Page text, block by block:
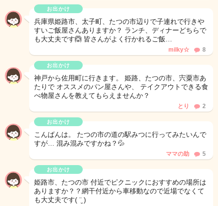
お出かけ
兵庫県姫路市、太子町、たつの市辺りで子連れで行きや
すいご飯屋さんありますか？ ランチ、ディナーどちらで
も大丈夫です🙆 皆さんがよく行かれるご飯…
milky☆ 8
お出かけ
神戸から佐用町に行きます。 姫路、たつの市、宍粟市あ
たりで オススメのパン屋さんや、 テイクアウトできる食
べ物屋さんを教えてもらえませんか？
とり 2
お出かけ
こんばんは。 たつの市の道の駅みつに行ってみたいんで
すが… 混み混みですかね？💦
ママの助 5
お出かけ
姫路市、たつの市 付近でピクニックにおすすめの場所は
ありますか？？網干付近から車移動なので近場でなくて
も大丈夫です( ¨̮ )